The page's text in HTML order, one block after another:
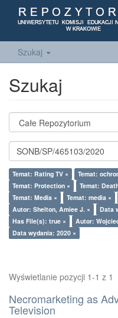
Szukaj
Szukaj
Temat: Rating TV × Temat:
Temat: Protection ×
Temat:
Temat: Media ×
Temat: media ×
Autor: Shelton, Amiee J. ×
Data
Has File(s): true ×
Autor:
Data wydania: 2020 ×
Wyświetlanie pozycji 1-1 z 1
Necromarketing as
Television